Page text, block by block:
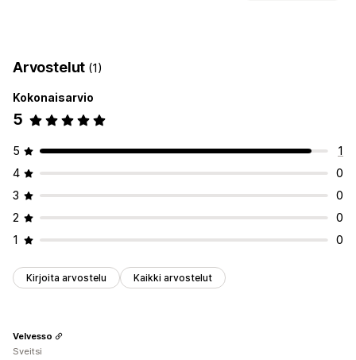
Terveys ja kauneus
Urheilutuotteet
Hankintasijainnit
Arvostelut (1)
Kokonaisarvio
5
5
1
4
0
3
0
2
0
1
0
Kirjoita arvostelu Kaikki arvostelut
Velvesso
Sveitsi